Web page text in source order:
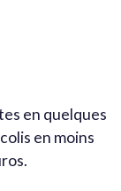
en quelques
en moins